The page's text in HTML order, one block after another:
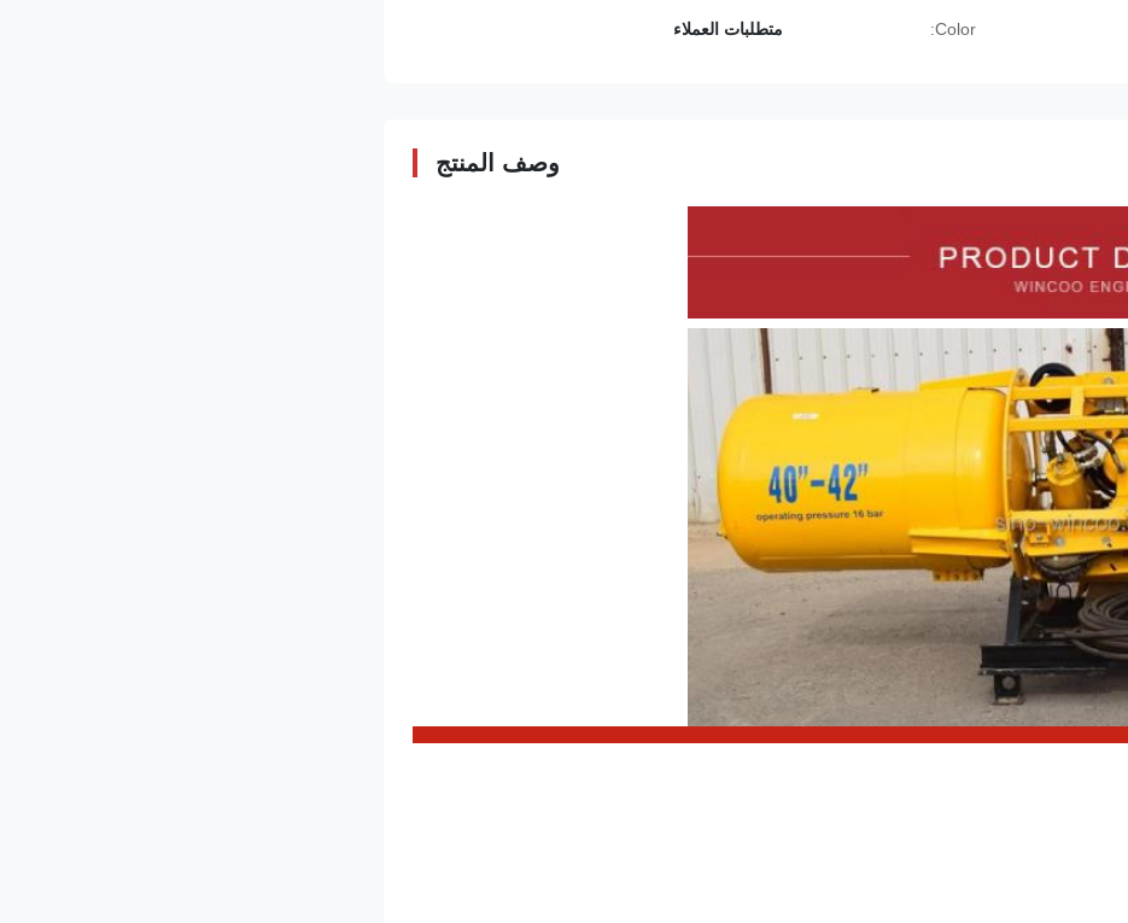
Color: متطلبات العملاء
وصف المنتج